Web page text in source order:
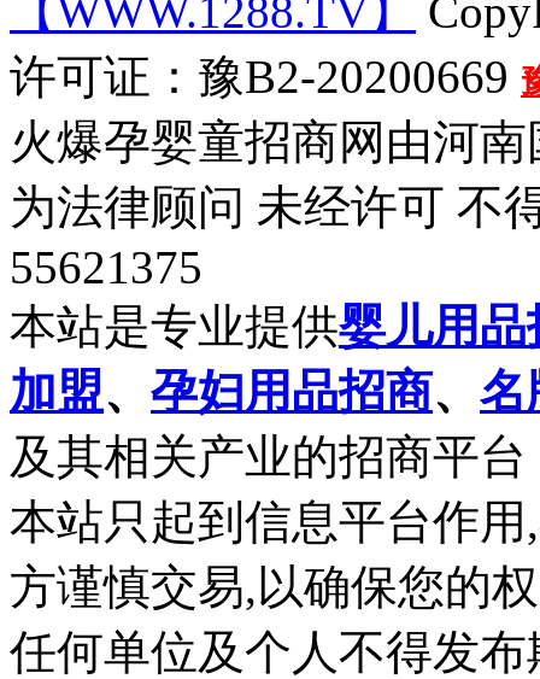
【WWW.1288.TV】
许可证：豫B2-20200669
火爆孕婴童招商网由河
为法律顾问 未经许可 不
55621375
本站是专业提供婴儿用品
加盟、 孕妇用品招商、 名
及其相关产业的招商平台
本站只起到信息平台作
方谨慎交易,以确保您的
任何单位及个人不得发